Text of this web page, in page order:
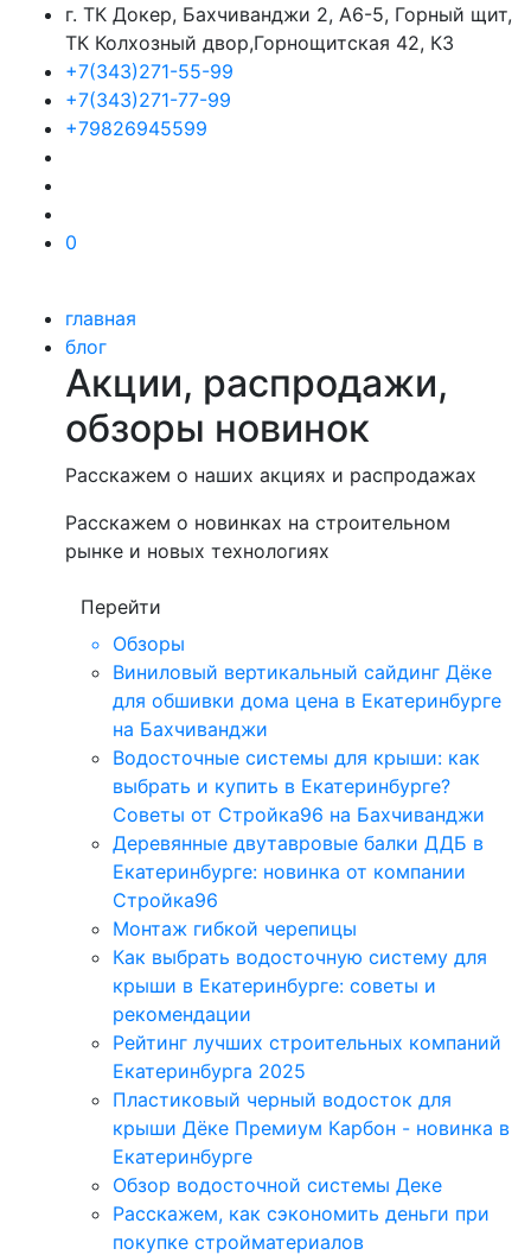
г. ТК Докер, Бахчиванджи 2, А6-5, Горный щит,
ТК Колхозный двор,Горнощитская 42, К3
+7(343)271-55-99
+7(343)271-77-99
+79826945599
0
главная
блог
Акции, распродажи,
обзоры новинок
Расскажем о наших акциях и распродажах
Расскажем о новинках на строительном
рынке и новых технологиях
Перейти
Обзоры
Виниловый вертикальный сайдинг Дёке
для обшивки дома цена в Екатеринбурге
на Бахчиванджи
Водосточные системы для крыши: как
выбрать и купить в Екатеринбурге?
Советы от Стройка96 на Бахчиванджи
Деревянные двутавровые балки ДДБ в
Екатеринбурге: новинка от компании
Стройка96
Монтаж гибкой черепицы
Как выбрать водосточную систему для
крыши в Екатеринбурге: советы и
рекомендации
Рейтинг лучших строительных компаний
Екатеринбурга 2025
Пластиковый черный водосток для
крыши Дёке Премиум Карбон - новинка в
Екатеринбурге
Обзор водосточной системы Деке
Расскажем, как сэкономить деньги при
покупке стройматериалов